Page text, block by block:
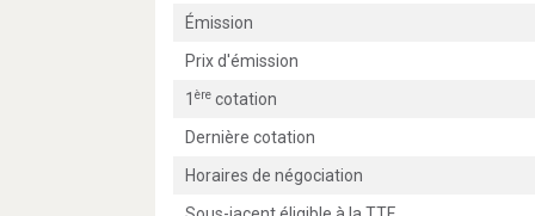
Émission
Prix d'émission
1 ère cotation
Dernière cotation
Horaires de négociation